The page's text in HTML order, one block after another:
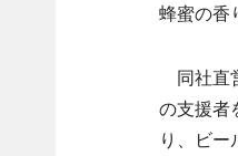
蜂蜜の香
同社直
の支援者
り、ビー